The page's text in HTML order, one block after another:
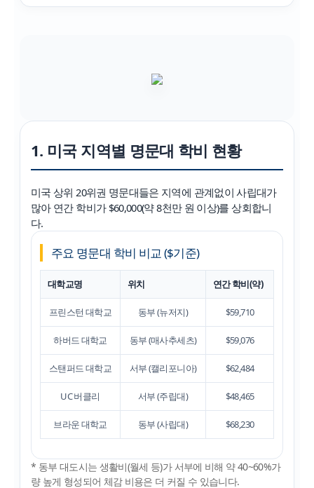
1. 미국 지역별 명문대 학비 현황
미국 상위 20위권 명문대들은 지역에 관계없이 사립대가
많아 연간 학비가 $60,000(약 8천만 원 이상)를 상회합니
다.
주요 명문대 학비 비교 ($기준)
대학교명 위치 연간 학비(약)
프린스턴 대학교 동부 (뉴저지) $59,710
하버드 대학교 동부 (매사추세츠) $59,076
스탠퍼드 대학교 서부 (캘리포니아) $62,484
UC 버클리 서부 (주립대) $48,465
브라운 대학교 동부 (사립대) $68,230
* 동부 대도시는 생활비(월세 등)가 서부에 비해 약 40~60%가
량 높게 형성되어 체감 비용은 더 커질 수 있습니다.